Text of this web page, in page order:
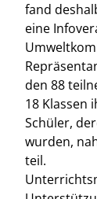
fand
eine
den 88
18 Klassen
Schüler,
wurden,
teil.